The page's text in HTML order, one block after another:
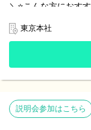
＼⭐️こんな方におすす
・まずは施設を見て
・実際に働くスタッ
・求人内容だけじゃ
そんな方には是非一
参加日時は平日9:00
東京本社
説明会参加はこちら